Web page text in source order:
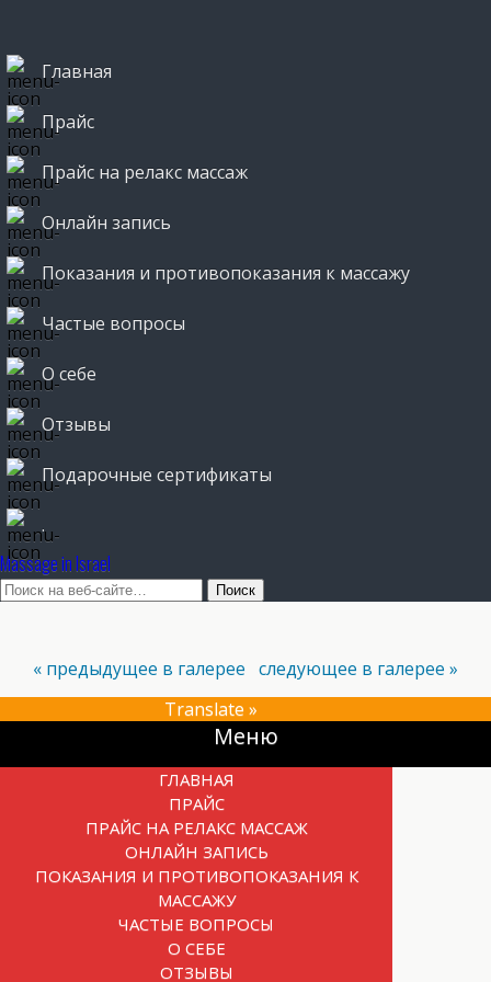
Главная
Прайс
Прайс на релакс массаж
Онлайн запись
Показания и противопоказания к массажу
Частые вопросы
О себе
Отзывы
Подарочные сертификаты
.
Massage in Israel
« предыдущее в галерее следующее в галерее »
Translate »
Прокрутка
Меню
ГЛАВНАЯ
ПРАЙС
ПРАЙС НА РЕЛАКС МАССАЖ
ОНЛАЙН ЗАПИСЬ
ПОКАЗАНИЯ И ПРОТИВОПОКАЗАНИЯ К
МАССАЖУ
ЧАСТЫЕ ВОПРОСЫ
О СЕБЕ
ОТЗЫВЫ